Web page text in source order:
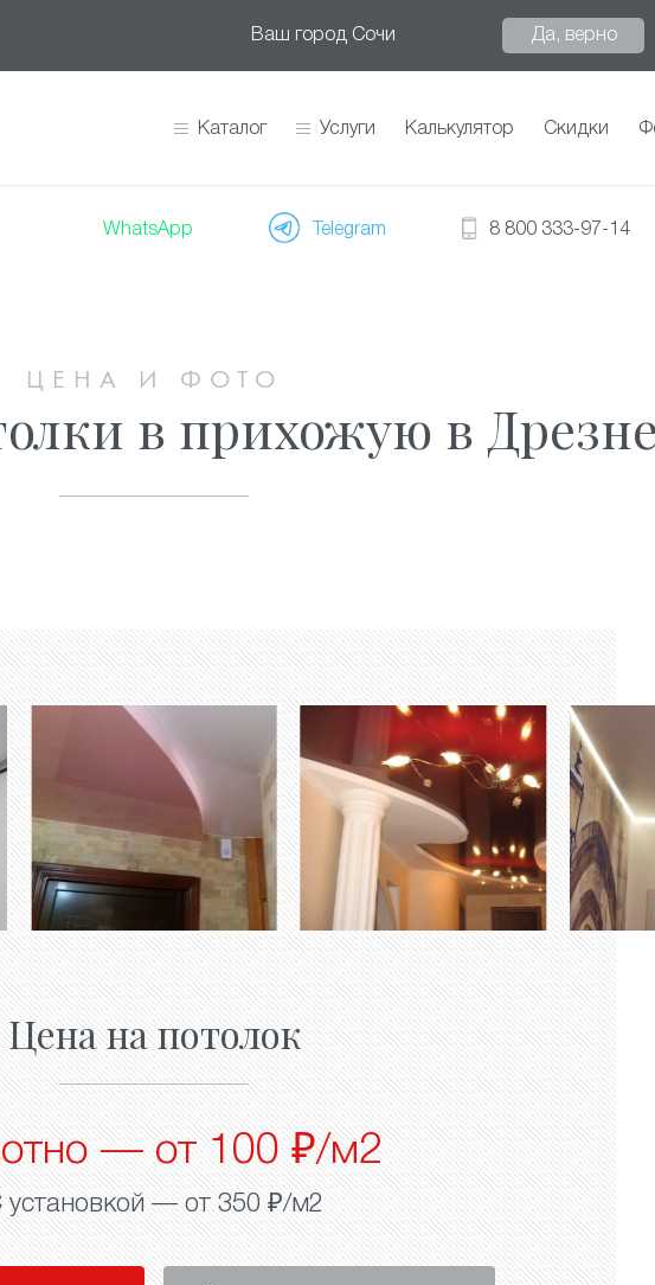
Ваш город Сочи Да, верно
Каталог Услуги Калькулятор Скидки
WhatsApp Telegram 8 800 333-97-14
ЦЕНА И ФОТО
в прихожую в Дрезне
Цена на потолок
— от 100 ₽/м2
установкой — от 350 ₽/м2